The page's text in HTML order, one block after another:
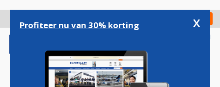
gaan
Check in
Profiteer nu van 30% korting x